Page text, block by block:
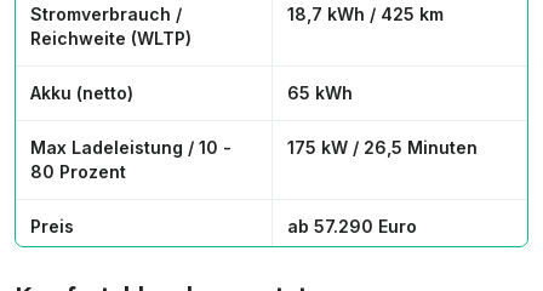
Stromverbrauch /
Reichweite (WLTP)
18,7 kWh / 425 km
Akku (netto) 65 kWh
Max Ladeleistung / 10 -
80 Prozent
175 kW / 26,5 Minuten
Preis ab 57.290 Euro